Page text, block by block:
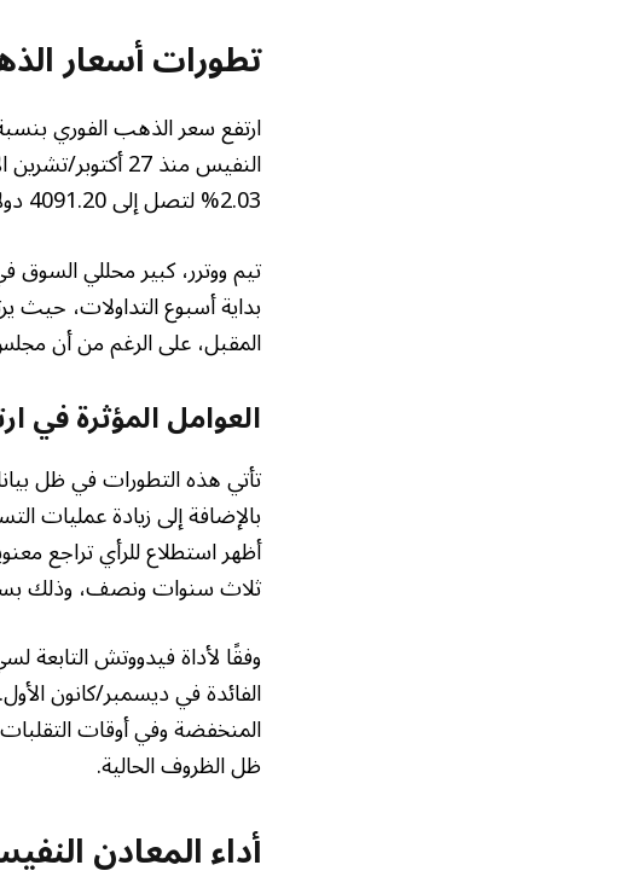
تطورات أسعار
النفيس منذ 27
2.03% لتصل إلى 4091.20 دولارًا للأوقية.
تيم ووترر، كبير محللي السوق
بداية أسبوع التداولات،
المقبل، على الرغم من أن
العوامل المؤثرة في
تأتي هذه التطورات في ظل
بالإضافة إلى زيادة عمليات
أظهر استطلاع للرأي تراجع
ثلاث سنوات ونصف، وذلك بسبب
الفائدة في ديسمبر/كانون
المنخفضة وفي أوقات
ظل الظروف الحالية.
أداء المعادن